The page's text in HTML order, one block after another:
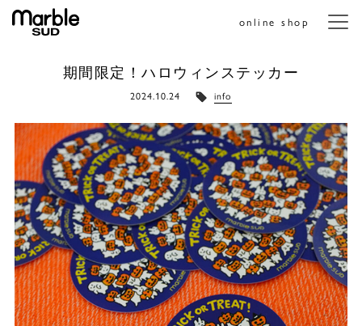
online shop メニ
期間限定！ハロウィンステッカー
2024.10.24 info